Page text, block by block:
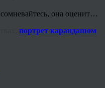
портрет карандашом